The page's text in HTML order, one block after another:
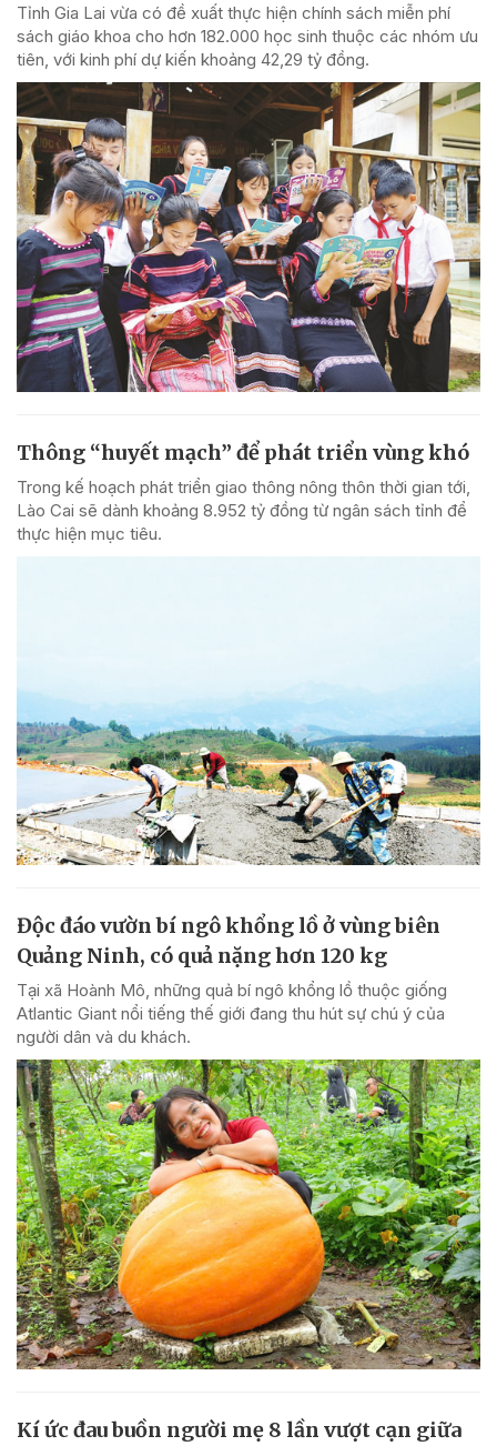
Tỉnh Gia Lai vừa có đề xuất thực hiện chính sách miễn phí
sách giáo khoa cho hơn 182.000 học sinh thuộc các nhóm ưu
tiên, với kinh phí dự kiến khoảng 42,29 tỷ đồng.
Thông “huyết mạch” để phát triển vùng khó
Trong kế hoạch phát triển giao thông nông thôn thời gian tới,
Lào Cai sẽ dành khoảng 8.952 tỷ đồng từ ngân sách tỉnh để
thực hiện mục tiêu.
Độc đáo vườn bí ngô khổng lồ ở vùng biên
Quảng Ninh, có quả nặng hơn 120 kg
Tại xã Hoành Mô, những quả bí ngô khổng lồ thuộc giống
Atlantic Giant nổi tiếng thế giới đang thu hút sự chú ý của
người dân và du khách.
Kí ức đau buồn người mẹ 8 lần vượt cạn giữa